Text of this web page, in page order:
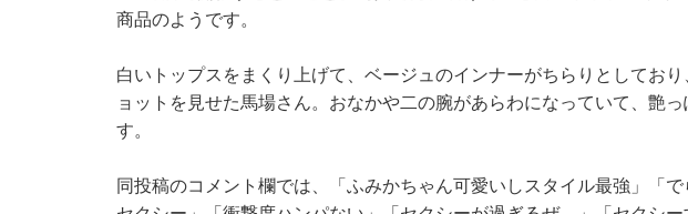
商品のようです。
白いトップスをまくり上げて、ベージュのインナーがちらりとしてお
ョットを見せた馬場さん。おなかや二の腕があらわになっていて、艶
す。
同投稿のコメント欄では、「ふみかちゃん可愛いしスタイル最強」「